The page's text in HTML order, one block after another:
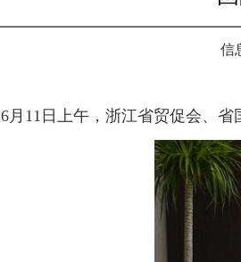
信
6月11日上午，浙江省贸促会、